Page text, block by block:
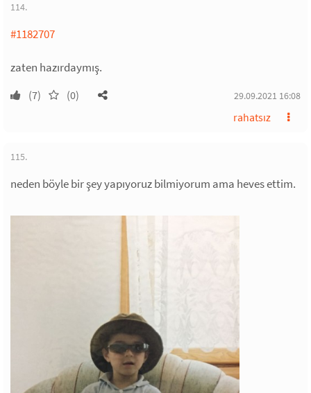
114.
#1182707
zaten hazırdaymış.
(7) (0) 29.09.2021 16:08
rahatsız
115.
neden böyle bir şey yapıyoruz bilmiyorum ama heves ettim.